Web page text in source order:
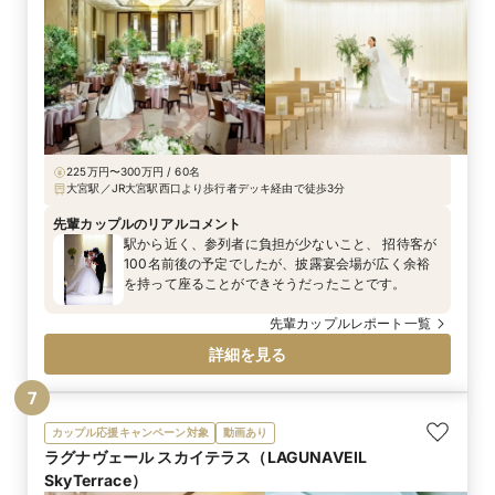
225万円〜300万円 / 60名
大宮駅／JR大宮駅西口より歩行者デッキ経由で徒歩3分
先輩カップルのリアルコメント
駅から近く、参列者に負担が少ないこと、 招待客が
100名前後の予定でしたが、披露宴会場が広く余裕
を持って座ることができそうだったことです。
先輩カップルレポート一覧
詳細を見る
カップル応援キャンペーン対象 動画あり
ラグナヴェール スカイテラス（LAGUNAVEIL
SkyTerrace）
7